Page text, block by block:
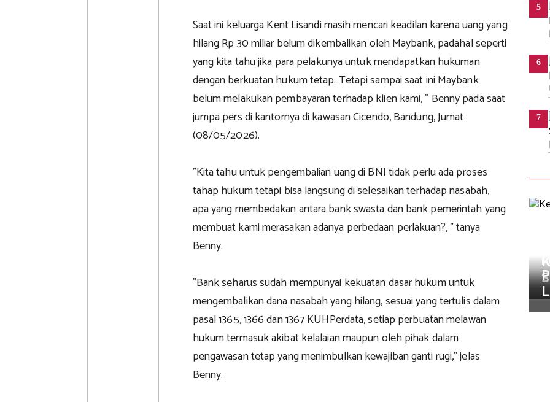
Saat ini keluarga Kent Lisandi masih mencari keadilan karena uang yang
hilang Rp 30 miliar belum dikembalikan oleh Maybank, padahal seperti
yang kita tahu jika para pelakunya untuk mendapatkan hukuman
dengan berkuatan hukum tetap. Tetapi sampai saat ini Maybank
belum melakukan pembayaran terhadap klien kami, " Benny pada saat
jumpa pers di kantornya di kawasan Cicendo, Bandung, Jumat
(08/05/2026).
"Kita tahu untuk pengembalian uang di BNI tidak perlu ada proses
tahap hukum tetapi bisa langsung di selesaikan terhadap nasabah,
apa yang membedakan antara bank swasta dan bank pemerintah yang
membuat kami merasakan adanya perbedaan perlakuan?, " tanya
Benny.
"Bank seharus sudah mempunyai kekuatan dasar hukum untuk
mengembalikan dana nasabah yang hilang, sesuai yang tertulis dalam
pasal 1365, 1366 dan 1367 KUHPerdata, setiap perbuatan melawan
hukum termasuk akibat kelalaian maupun oleh pihak dalam
pengawasan tetap yang menimbulkan kewajiban ganti rugi," jelas
Benny.
5
6
7